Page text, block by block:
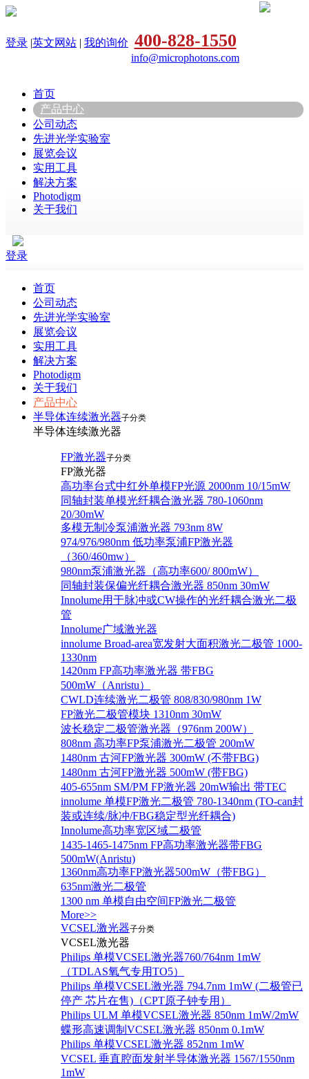
登录 |英文网站 | 我的询价 400-828-1550
info@microphotons.com
首页
产品中心
公司动态
先进光学实验室
展览会议
实用工具
解决方案
Photodigm
关于我们
登录
首页
公司动态
先进光学实验室
展览会议
实用工具
解决方案
Photodigm
关于我们
产品中心
半导体连续激光器子分类
半导体连续激光器
FP激光器子分类
FP激光器
高功率台式中红外单模FP光源 2000nm 10/15mW
同轴封装单模光纤耦合激光器 780-1060nm
20/30mW
多模无制冷泵浦激光器 793nm 8W
974/976/980nm 低功率泵浦FP激光器
（360/460mw）
980nm泵浦激光器（高功率600/ 800mW）
同轴封装保偏光纤耦合激光器 850nm 30mW
Innolume用于脉冲或CW操作的光纤耦合激光二极
管
Innolume广域激光器
innolume Broad-area宽发射大面积激光二极管 1000-
1330nm
1420nm FP高功率激光器 带FBG
500mW（Anristu）
CWLD连续激光二极管 808/830/980nm 1W
FP激光二极管模块 1310nm 30mW
波长稳定二极管激光器（976nm 200W）
808nm 高功率FP泵浦激光二极管 200mW
1480nm 古河FP激光器 300mW (不带FBG)
1480nm 古河FP激光器 500mW (带FBG)
405-655nm SM/PM FP激光器 20mW输出 带TEC
innolume 单模FP激光二极管 780-1340nm (TO-can封
装或连续/脉冲/FBG稳定型光纤耦合)
Innolume高功率宽区域二极管
1435-1465-1475nm FP高功率激光器带FBG
500mW(Anristu)
1360nm高功率FP激光器500mW（带FBG）
635nm激光二极管
1300 nm 单模自由空间FP激光二极管
More>>
VCSEL激光器子分类
VCSEL激光器
Philips 单模VCSEL激光器760/764nm 1mW
（TDLAS氧气专用TO5）
Philips 单模VCSEL激光器 794.7nm 1mW (二极管已
停产 芯片在售)（CPT原子钟专用）
Philips ULM 单模VCSEL激光器 850nm 1mW/2mW
蝶形高速调制VCSEL激光器 850nm 0.1mW
Philips 单模VCSEL激光器 852nm 1mW
VCSEL 垂直腔面发射半导体激光器 1567/1550nm
1mW